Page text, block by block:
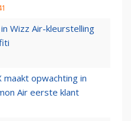
Wizz Air-kleurstelling
maakt opwachting in
Air eerste klant